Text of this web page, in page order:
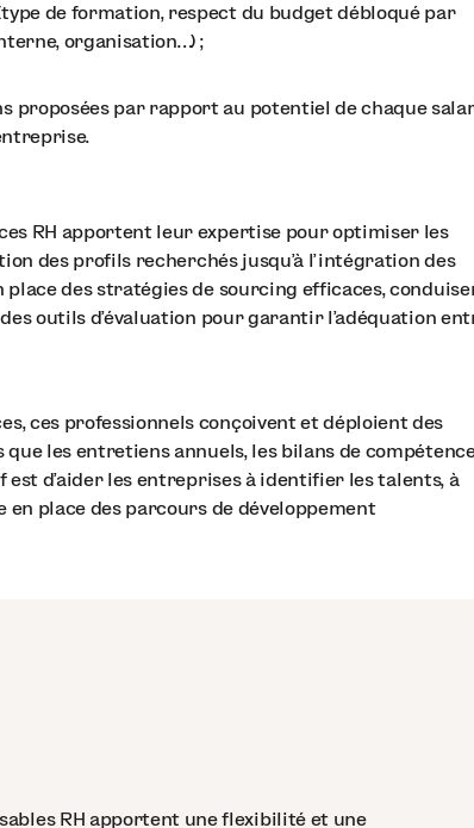
de formation, respect du budget débloqué par
organisation…) ;
proposées par rapport au potentiel de chaque
RH apportent leur expertise pour optimiser les
des profils recherchés jusqu'à l'intégration des
des stratégies de sourcing efficaces,
outils d'évaluation pour garantir l'adéquation
ces professionnels conçoivent et déploient des
les entretiens annuels, les bilans de
est d'aider les entreprises à identifier les talents, à
place des parcours de développement
RH apportent une flexibilité et une